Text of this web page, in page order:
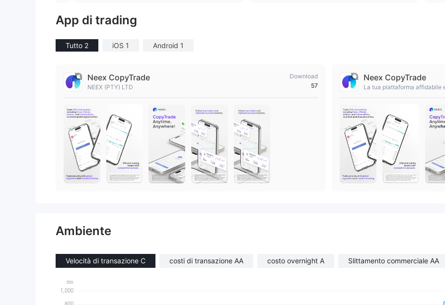
App di trading
Tutto 2 iOS 1 Android 1
Neex CopyTrade
NEEX (PTY) LTD
Download
57
Neex CopyTrade
La tua piattaforma affidabile
Ambiente
Velocità di transazione C costi di transazione AA costo overnight A Slittamento commerciale AA